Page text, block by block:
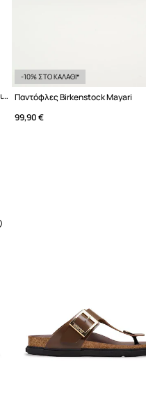
Birkenstock Arizona Suede Leather σαγιονάρες Γυναικεία σουέτ
-10% ΣΤΟ ΚΑΛΑΘΙ*
Παντόφλες Birkenstock Mayari
99,90 €